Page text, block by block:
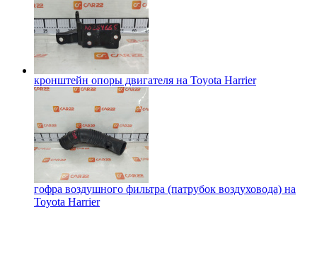
кронштейн опоры двигателя на Toyota Harrier
гофра воздушного фильтра (патрубок воздуховода) на
Toyota Harrier